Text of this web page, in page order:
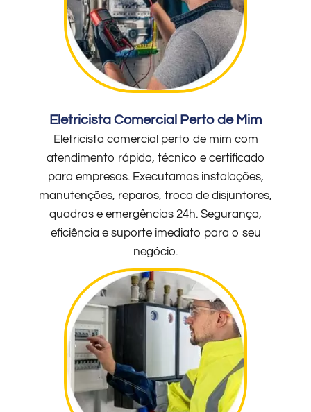
Eletricista Comercial Perto de Mim
Eletricista comercial perto de mim com
atendimento rápido, técnico e certificado
para empresas. Executamos instalações,
manutenções, reparos, troca de disjuntores,
quadros e emergências 24h. Segurança,
eficiência e suporte imediato para o seu
negócio.